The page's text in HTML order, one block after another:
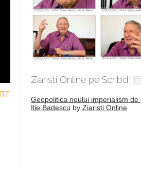
Ziaristi Online pe Scribd
Geopolitica noului imperialism de
Ilie Badescu by Ziaristi Online